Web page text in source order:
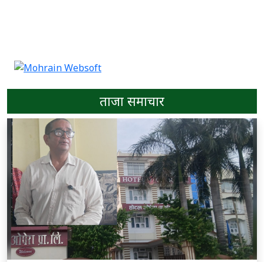
ताजा समाचार